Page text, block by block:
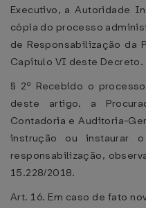
Executivo, a Autoridade
cópia do processo
de Responsabilização da
Capítulo VI deste Decreto.
§ 2º Recebido o
deste artigo, a
Contadoria e Auditoria-
instrução ou instaurar
responsabilização,
15.228/2018.
Art. 16. Em caso de fato